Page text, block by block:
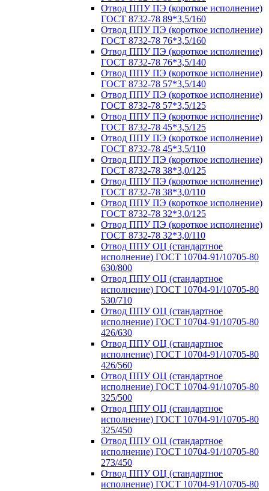
Отвод ППУ ПЭ (короткое исполнение)
ГОСТ 8732-78 89*3,5/160
Отвод ППУ ПЭ (короткое исполнение)
ГОСТ 8732-78 76*3,5/160
Отвод ППУ ПЭ (короткое исполнение)
ГОСТ 8732-78 76*3,5/140
Отвод ППУ ПЭ (короткое исполнение)
ГОСТ 8732-78 57*3,5/140
Отвод ППУ ПЭ (короткое исполнение)
ГОСТ 8732-78 57*3,5/125
Отвод ППУ ПЭ (короткое исполнение)
ГОСТ 8732-78 45*3,5/125
Отвод ППУ ПЭ (короткое исполнение)
ГОСТ 8732-78 45*3,5/110
Отвод ППУ ПЭ (короткое исполнение)
ГОСТ 8732-78 38*3,0/125
Отвод ППУ ПЭ (короткое исполнение)
ГОСТ 8732-78 38*3,0/110
Отвод ППУ ПЭ (короткое исполнение)
ГОСТ 8732-78 32*3,0/125
Отвод ППУ ПЭ (короткое исполнение)
ГОСТ 8732-78 32*3,0/110
Отвод ППУ ОЦ (стандартное
исполнение) ГОСТ 10704-91/10705-80
630/800
Отвод ППУ ОЦ (стандартное
исполнение) ГОСТ 10704-91/10705-80
530/710
Отвод ППУ ОЦ (стандартное
исполнение) ГОСТ 10704-91/10705-80
426/630
Отвод ППУ ОЦ (стандартное
исполнение) ГОСТ 10704-91/10705-80
426/560
Отвод ППУ ОЦ (стандартное
исполнение) ГОСТ 10704-91/10705-80
325/500
Отвод ППУ ОЦ (стандартное
исполнение) ГОСТ 10704-91/10705-80
325/450
Отвод ППУ ОЦ (стандартное
исполнение) ГОСТ 10704-91/10705-80
273/450
Отвод ППУ ОЦ (стандартное
исполнение) ГОСТ 10704-91/10705-80